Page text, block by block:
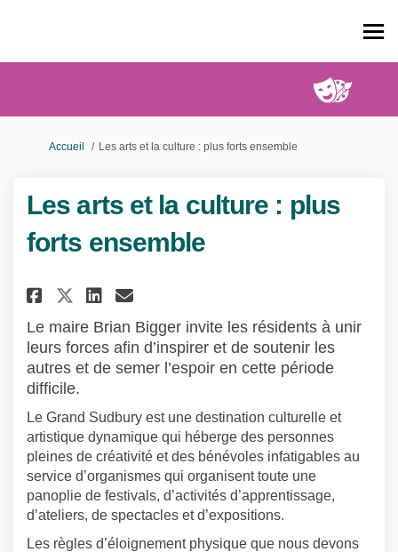
Vous êtes ici:
Accueil Les arts et la culture : plus forts ensemble
Les arts et la culture : plus
forts ensemble
Partager Les arts et la culture
Partager Les arts et la
Partager Les arts et la
Courriel Les arts et la
Le maire Brian Bigger invite les résidents à unir
leurs forces afin d’inspirer et de soutenir les
autres et de semer l’espoir en cette période
difficile.
Le Grand Sudbury est une destination culturelle et
artistique dynamique qui héberge des personnes
pleines de créativité et des bénévoles infatigables au
service d’organismes qui organisent toute une
panoplie de festivals, d’activités d’apprentissage,
d’ateliers, de spectacles et d’expositions.
Les règles d’éloignement physique que nous devons